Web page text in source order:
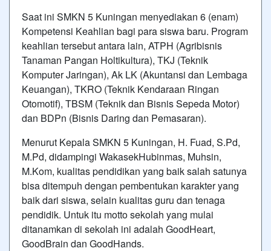
Saat ini SMKN 5 Kuningan menyediakan 6 (enam)
Kompetensi Keahlian bagi para siswa baru. Program
keahlian tersebut antara lain, ATPH (Agribisnis
Tanaman Pangan Holtikultura), TKJ (Teknik
Komputer Jaringan), Ak LK (Akuntansi dan Lembaga
Keuangan), TKRO (Teknik Kendaraan Ringan
Otomotif), TBSM (Teknik dan Bisnis Sepeda Motor)
dan BDPn (Bisnis Daring dan Pemasaran).
Menurut Kepala SMKN 5 Kuningan, H. Fuad, S.Pd,
M.Pd, didampingi WakasekHubinmas, Muhsin,
M.Kom, kualitas pendidikan yang baik salah satunya
bisa ditempuh dengan pembentukan karakter yang
baik dari siswa, selain kualitas guru dan tenaga
pendidik. Untuk itu motto sekolah yang mulai
ditanamkan di sekolah ini adalah GoodHeart,
GoodBrain dan GoodHands.